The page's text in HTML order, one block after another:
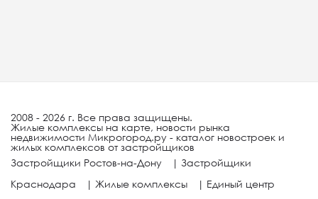
2008 - 2026 г. Все права защищены.
Жилые комплексы на карте, новости рынка
недвижимости Микрогород.ру - каталог новостроек и
жилых комплексов от застройщиков
Застройщики Ростов-на-Дону
| Застройщики
Краснодара
| Жилые комплексы | Единый центр